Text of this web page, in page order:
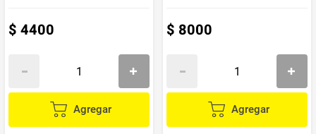
$ 4400
Agregar
$ 8000
Agregar